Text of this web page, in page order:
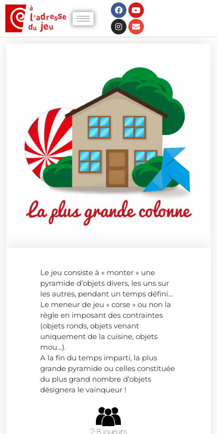
Le jeu consiste à « monter » une
pyramide d’objets divers, les uns sur
les autres, pendant un temps défini…
Le meneur de jeu « corse » ou non la
règle en imposant des contraintes
(objets ronds, objets venant
uniquement de la cuisine, objets
mou…).
A la fin du temps imparti, la plus
grande pyramide ou celles constituée
du plus grand nombre d’objets
désignera le vainqueur !
2-8 joueurs